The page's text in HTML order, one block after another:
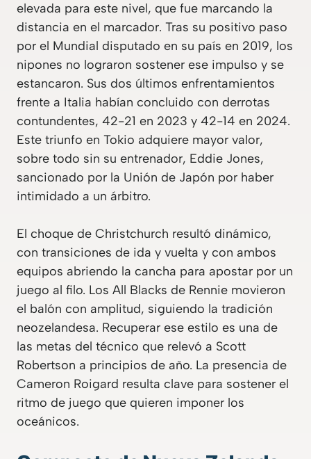
elevada para este nivel, que fue marcando la
distancia en el marcador. Tras su positivo paso
por el Mundial disputado en su país en 2019, los
nipones no lograron sostener ese impulso y se
estancaron. Sus dos últimos enfrentamientos
frente a Italia habían concluido con derrotas
contundentes, 42-21 en 2023 y 42-14 en 2024.
Este triunfo en Tokio adquiere mayor valor,
sobre todo sin su entrenador, Eddie Jones,
sancionado por la Unión de Japón por haber
intimidado a un árbitro.
El choque de Christchurch resultó dinámico,
con transiciones de ida y vuelta y con ambos
equipos abriendo la cancha para apostar por un
juego al filo. Los All Blacks de Rennie movieron
el balón con amplitud, siguiendo la tradición
neozelandesa. Recuperar ese estilo es una de
las metas del técnico que relevó a Scott
Robertson a principios de año. La presencia de
Cameron Roigard resulta clave para sostener el
ritmo de juego que quieren imponer los
oceánicos.